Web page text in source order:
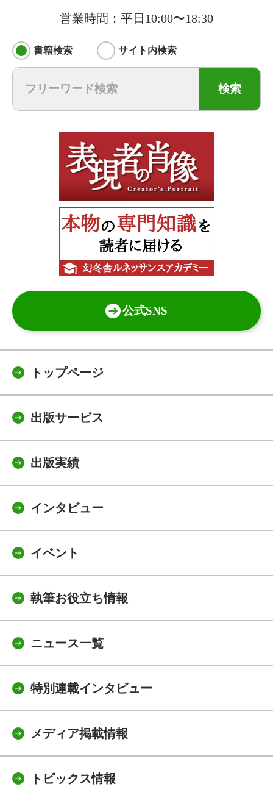
営業時間：平日10:00〜18:30
書籍検索 サイト内検索
検索
公式SNS
トップページ
出版サービス
出版実績
インタビュー
イベント
執筆お役立ち情報
ニュース一覧
特別連載インタビュー
メディア掲載情報
トピックス情報